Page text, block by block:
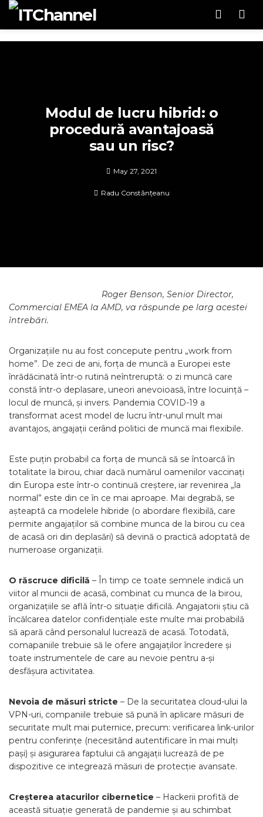
Modul de lucru hibrid: o
procedură avantajoasă
sau un risc?
May 27, 2021
Radu Constănțeanu
Roger Benson, Senior Director,
Commercial EMEA la AMD, va răspunde pe larg acestei
întrebări.
Organizațiile nu au fost concepute pentru „work from
home”. De zeci de ani, forța de muncă a Europei este
înrădăcinată într-o rutină neîntreruptă: o zi muncă care
constă într-o deplasare, uneori anevoioasă, între locuință –
locul de muncă, și invers. Pandemia COVID-19 a
transformat acest model de lucru într-unul mult mai
avantajos, angajații cerând politici de muncă mai flexibile.
Este puțin probabil ca forța de muncă să se întoarcă în
totalitate la birou, chiar dacă numărul oamenilor vaccinați
din Europa este într-o continuă creștere, iar revenirea „la
normal” este din ce în ce mai aproape. Mai degrabă, se
așteaptă ca modelele hibride (o abordare flexibilă, care
permite angajaților să combine munca de la birou cu cea
de acasă ori din deplasări) să devină o practică adoptată de
numeroase organizații.
O răscruce dificilă – În timp ce toate semnele indică un
viitor al muncii de acasă, combinat cu munca de la birou,
organizațiile se află într-o situație dificilă. Angajatorii știu că
încălcarea datelor confidențiale este multe mai probabilă
să apară când personalul lucrează de acasă. Totodată,
comapaniile trebuie să le ofere angajaților încredere și
toate instrumentele de care au nevoie pentru a-și
desfășura activitatea.
Nevoia de măsuri stricte – De la securitatea cloud-ului la
VPN-uri, companiile trebuie să pună în aplicare măsuri de
securitate mult mai puternice, precum: verificarea link-urilor
pentru conferințe (necesitând autentificare în mai mulți
pași) și asigurarea faptului că angajații lucrează de pe
dispozitive ce integrează măsuri de protecție avansate.
Creșterea atacurilor cibernetice – Hackerii profită de
această situație generată de pandemie și au schimbat